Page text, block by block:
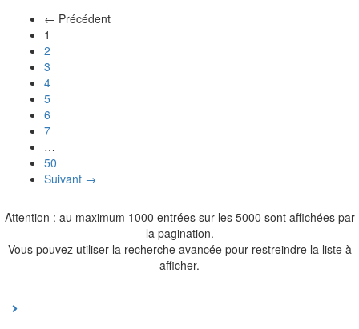
← Précédent
1
2
3
4
5
6
7
…
50
Suivant →
Attention : au maximum 1000 entrées sur les 5000 sont affichées par
la pagination.
Vous pouvez utiliser la recherche avancée pour restreindre la liste à
afficher.